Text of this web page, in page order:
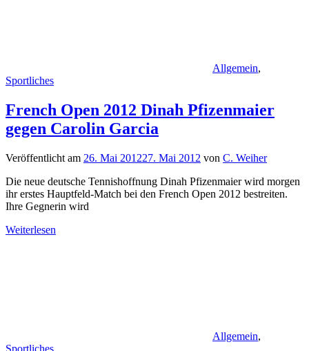
Allgemein,
Sportliches
French Open 2012 Dinah Pfizenmaier
gegen Carolin Garcia
Veröffentlicht am 26. Mai 201227. Mai 2012 von C. Weiher
Die neue deutsche Tennishoffnung Dinah Pfizenmaier wird morgen
ihr erstes Hauptfeld-Match bei den French Open 2012 bestreiten.
Ihre Gegnerin wird
Weiterlesen
Allgemein,